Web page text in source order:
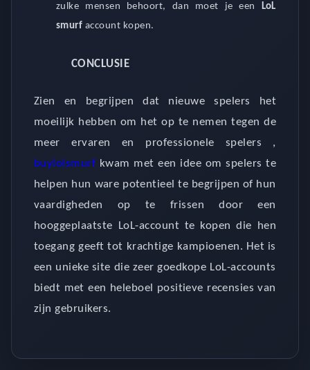
zulke mensen behoort, dan moet je een
LoL
smurf account kopen.
CONCLUSIE
Zien en begrijpen dat nieuwe spelers het
moeilijk hebben om het op te nemen tegen de
meer ervaren en professionele spelers ,
buylolsmurf kwam met een idee om spelers te
helpen hun ware potentieel te begrijpen of hun
vaardigheden op te frissen door een
hooggeplaatste LoL-account te kopen die hen
toegang geeft tot krachtige kampioenen. Het is
een unieke site die zeer goedkope LoL-accounts
biedt met een heleboel positieve recensies van
zijn gebruikers.